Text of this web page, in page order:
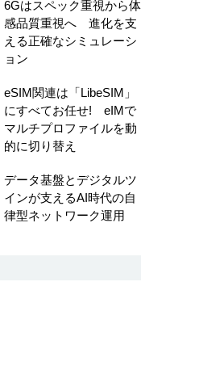
6Gはスペック重視から体
感品質重視へ 進化を支
える正確なシミュレーシ
ョン
eSIM関連は「LibeSIM」
にすべてお任せ! eIMで
マルチプロファイルを動
的に切り替え
データ基盤とデジタルツ
インが支えるAI時代の自
律型ネットワーク運用